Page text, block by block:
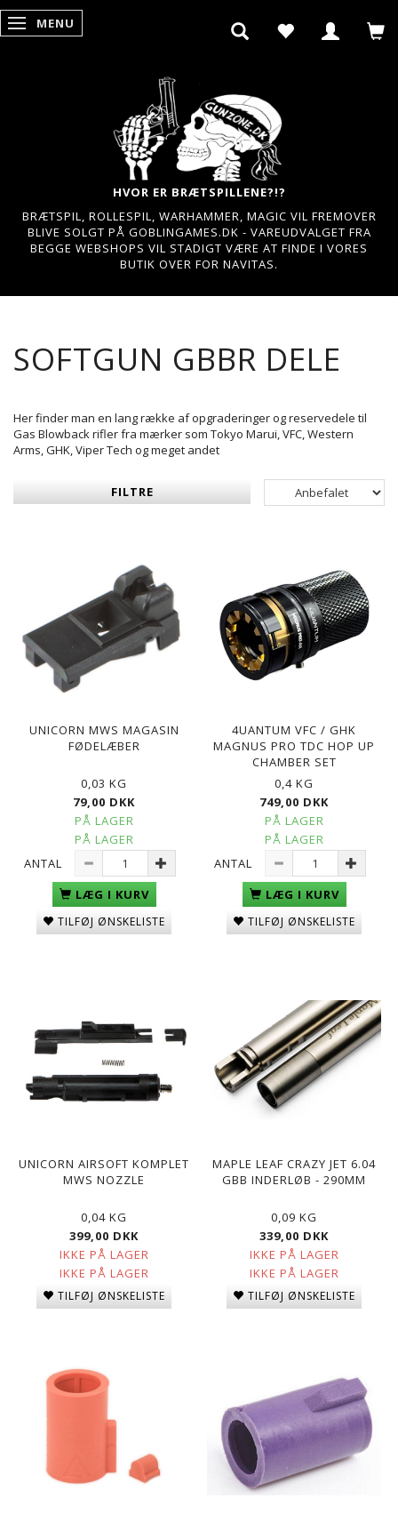
SKIFTE NAVIGATION
MENU
HVOR ER BRÆTSPILLENE?!?
BRÆTSPIL, ROLLESPIL, WARHAMMER, MAGIC VIL FREMOVER
BLIVE SOLGT PÅ GOBLINGAMES.DK - VAREUDVALGET FRA
BEGGE WEBSHOPS VIL STADIGT VÆRE AT FINDE I VORES
BUTIK OVER FOR NAVITAS.
SOFTGUN GBBR DELE
Her finder man en lang række af opgraderinger og reservedele til
Gas Blowback rifler fra mærker som Tokyo Marui, VFC, Western
Arms, GHK, Viper Tech og meget andet
FILTRE
UNICORN MWS MAGASIN
FØDELÆBER
0,03 KG
79,00 DKK
PÅ LAGER
PÅ LAGER
ANTAL
LÆG I KURV
TILFØJ ØNSKELISTE
4UANTUM VFC / GHK
MAGNUS PRO TDC HOP UP
CHAMBER SET
0,4 KG
749,00 DKK
PÅ LAGER
PÅ LAGER
ANTAL
LÆG I KURV
TILFØJ ØNSKELISTE
UNICORN AIRSOFT KOMPLET
MWS NOZZLE
0,04 KG
399,00 DKK
IKKE PÅ LAGER
IKKE PÅ LAGER
TILFØJ ØNSKELISTE
MAPLE LEAF CRAZY JET 6.04
GBB INDERLØB - 290MM
0,09 KG
339,00 DKK
IKKE PÅ LAGER
IKKE PÅ LAGER
TILFØJ ØNSKELISTE